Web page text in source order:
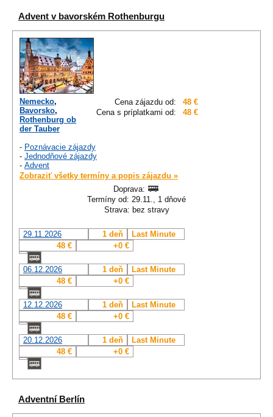
Advent v bavorském Rothenburgu
Cena zájazdu od:
48 €
Cena s príplatkami od:
48 €
Nemecko,
Bavorsko,
Rothenburg ob
der Tauber
- Poznávacie zájazdy
- Jednodňové zájazdy
- Advent
Zobraziť všetky termíny a popis zájazdu »
Doprava:
Termíny od: 29.11., 1 dňové
Strava: bez stravy
29.11.2026 1 deň
Last Minute
48 €
+0 €
06.12.2026 1 deň
Last Minute
48 €
+0 €
12.12.2026 1 deň
Last Minute
48 €
+0 €
20.12.2026 1 deň
Last Minute
48 €
+0 €
Adventní Berlín